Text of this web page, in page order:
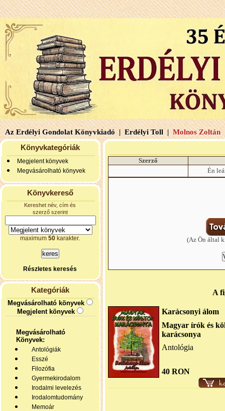
Az Erdélyi Gondolat Könyvkiadó | Erdélyi Toll | Molnos Zoltán
Könyvkategóriák
Megjelent könyvek
Megvásárolható könyvek
Könyvkereső
Kereshet név, cím és
szerző szerint
maximum50 karakter.
Részletes keresés
Kategóriák
Megvásárolható könyvek
Megjelent könyvek
Megvásárolható
Könyvek:
Antológiák
Esszé
Filozófia
Gyermekirodalom
Irodalmi levelezés
Irodalomtudomány
Memoár
Szerző
Én
(Az Ön által
A
Karácsonyi álom
Magyar írók és
karácsonya
Antológia
40 RON